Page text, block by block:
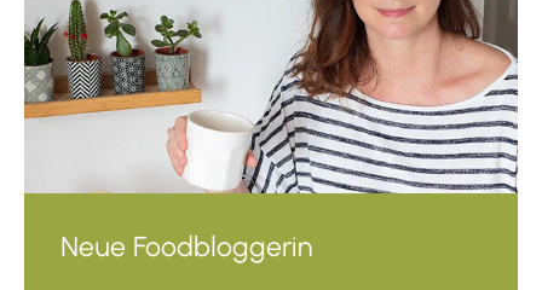
Neue Foodbloggerin